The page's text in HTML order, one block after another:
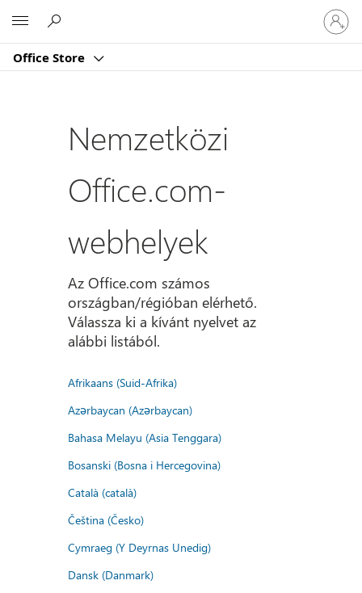
Office Store
be
a
Nemzetközi
Office.com-
webhelyek
Az Office.com számos
országban/régióban elérhető.
Válassza ki a kívánt nyelvet az
alábbi listából.
Afrikaans (Suid-Afrika)
Azərbaycan (Azərbaycan)
Bahasa Melayu (Asia Tenggara)
Bosanski (Bosna i Hercegovina)
Català (català)
Čeština (Česko)
Cymraeg (Y Deyrnas Unedig)
Dansk (Danmark)